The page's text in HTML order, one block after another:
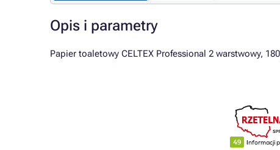
Opis i parametry
Papier toaletowy CELTEX Professional 2 warstwowy,